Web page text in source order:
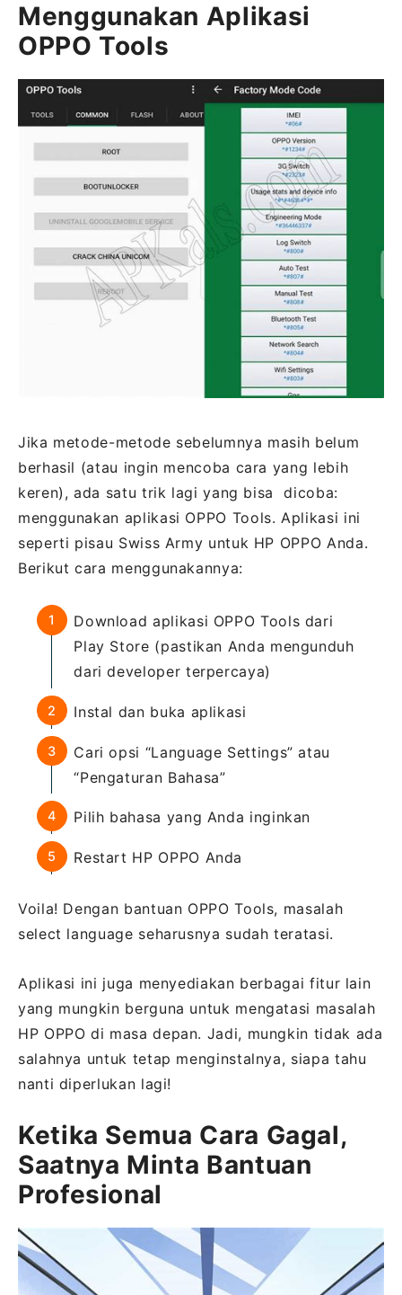
Menggunakan Aplikasi
OPPO Tools
Jika metode-metode sebelumnya masih belum
berhasil (atau ingin mencoba cara yang lebih
keren), ada satu trik lagi yang bisa dicoba:
menggunakan aplikasi OPPO Tools. Aplikasi ini
seperti pisau Swiss Army untuk HP OPPO Anda.
Berikut cara menggunakannya:
Download aplikasi OPPO Tools dari
Play Store (pastikan Anda mengunduh
dari developer terpercaya)
Instal dan buka aplikasi
Cari opsi “Language Settings” atau
“Pengaturan Bahasa”
Pilih bahasa yang Anda inginkan
Restart HP OPPO Anda
Voila! Dengan bantuan OPPO Tools, masalah
select language seharusnya sudah teratasi.
Aplikasi ini juga menyediakan berbagai fitur lain
yang mungkin berguna untuk mengatasi masalah
HP OPPO di masa depan. Jadi, mungkin tidak ada
salahnya untuk tetap menginstalnya, siapa tahu
nanti diperlukan lagi!
Ketika Semua Cara Gagal,
Saatnya Minta Bantuan
Profesional